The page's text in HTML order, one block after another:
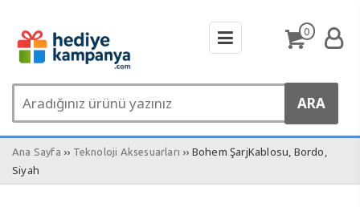
0
Ana Sayfa ›› Teknoloji Aksesuarları ›› Bohem ŞarjKablosu, Bordo,
Siyah